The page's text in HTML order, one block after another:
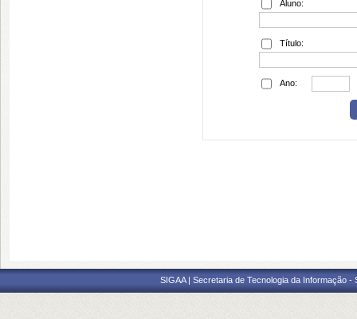
Aluno:
Título:
Ano:
SIGAA | Secretaria de Tecnologia da Informação